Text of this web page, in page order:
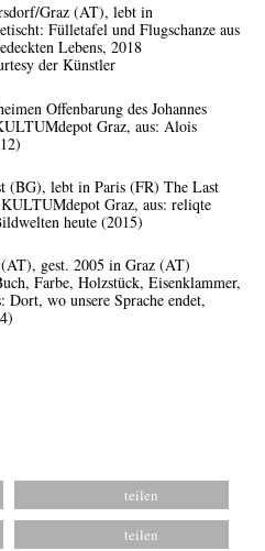
Graz (AT), lebt in
Fülletafel und Flugschanze aus
Lebens, 2018
der Künstler
Offenbarung des Johannes
Graz, aus: Alois
(BG), lebt in Paris (FR) The Last
Graz, aus: reliqte
heute (2015)
gest. 2005 in Graz (AT)
Farbe, Holzstück, Eisenklammer,
wo unsere Sprache endet,